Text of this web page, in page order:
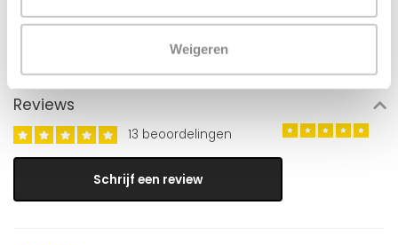
Weigeren
Reviews
13 beoordelingen
Schrijf een review